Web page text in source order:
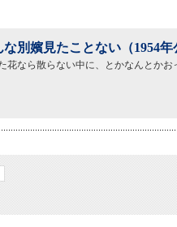
な別嬪見たことない（1954年
花なら散らない中に、とかなんとか